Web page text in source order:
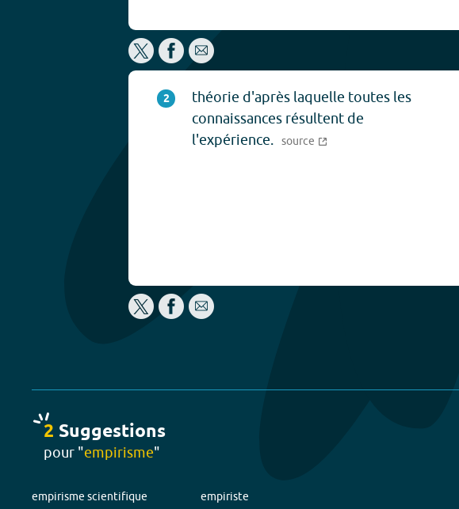
2
théorie d'après laquelle toutes les
connaissances résultent de
l'expérience. source
2 Suggestions
pour "empirisme"
empirisme scientifique empiriste